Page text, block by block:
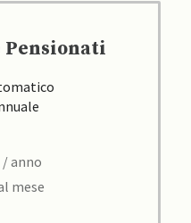
Pensionati
/ anno
mese